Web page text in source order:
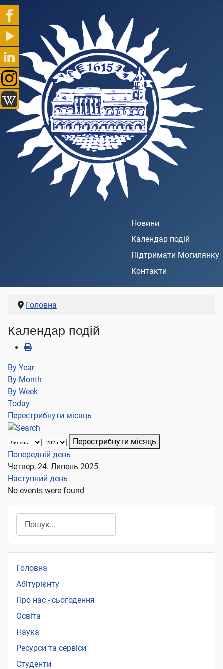
Новини
Календар подій
Підтримати Могилянку
Контакти
Головна
Календар подій
By Year
By Month
By Week
Today
Перестрибнути місяць
Перестрибнути місяць
Попередній день
Четвер, 24. Липень 2025
Наступний день
No events were found
Головна
Абітурієнту
Про нас - сьогодення
Освіта
Наука
Ресурси та сервіси
Студенти